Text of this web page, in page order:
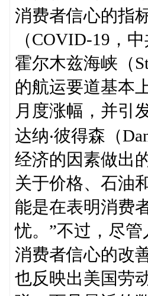
消费者信心的指
（COVID-19，
霍尔木兹海峡（
的航运要道基本
月度涨幅，并引
达纳‧彼得森（
经济的因素做出
关于价格、石油
能是在表明消费
忧。”不过，尽
消费者信心的改
也反映出美国劳